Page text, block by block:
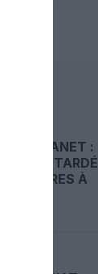
PLANET :
VOL RETARDÉ
13 HEURES À